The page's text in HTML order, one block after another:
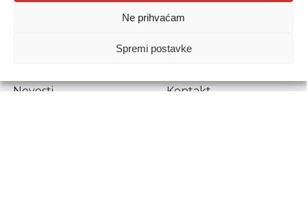
Ne prihvaćam
Spremi postavke
1778129
Prenošenje sadržaja dopušteno je uz navođenje izvora.
Novosti
Kontakt